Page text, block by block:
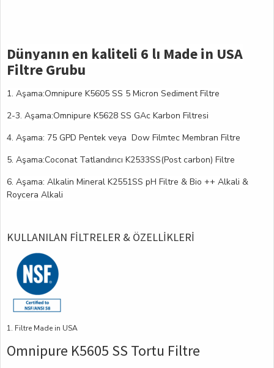
Dünyanın en kaliteli 6 lı Made in USA
Filtre Grubu
1. Aşama:Omnipure K5605 SS 5 Micron Sediment Filtre
2-3. Aşama:Omnipure K5628 SS GAc Karbon Filtresi
4. Aşama: 75 GPD Pentek veya Dow Filmtec Membran Filtre
5. Aşama:Coconat Tatlandırıcı K2533SS(Post carbon) Filtre
6. Aşama: Alkalin Mineral K2551SS pH Filtre & Bio ++ Alkali &
Roycera Alkali
KULLANILAN FILTRELER & ÖZELLIKLERI
1. Filtre Made in USA
Omnipure K5605 SS Tortu Filtre